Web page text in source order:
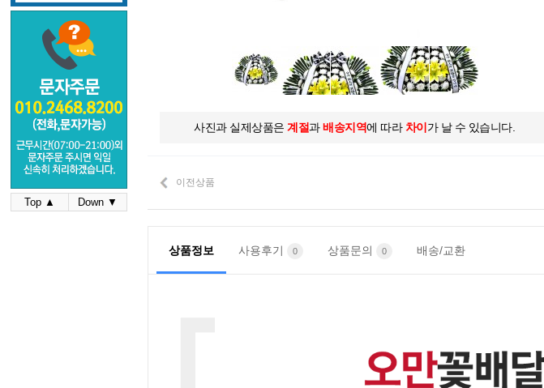
Top ▲ Down ▼
사진과 실제상품은 계절과배송지역에 따라 차이 가 날 수 있습니다.
이전상품
상품정보 사용후기 0 상품문의 0 배송/교환